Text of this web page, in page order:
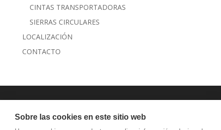
CINTAS TRANSPORTADORAS
SIERRAS CIRCULARES
LOCALIZACIÓN
CONTACTO
JANSEN MAQUINARIA
AVISO LEGAL Y PRIVACIDAD
Sobre las cookies en este sitio web